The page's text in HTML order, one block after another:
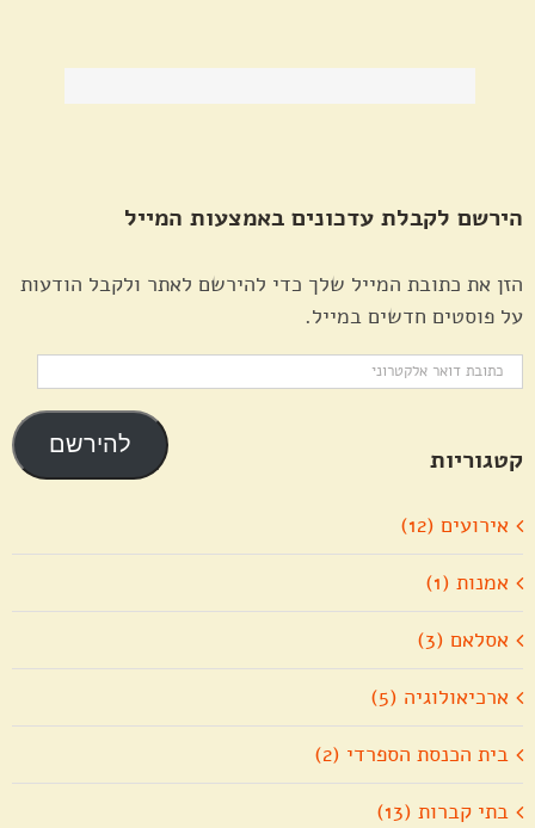
הירשם לקבלת עדכונים באמצעות המייל
הזן את כתובת המייל שלך כדי להירשם לאתר ולקבל הודעות
על פוסטים חדשים במייל.
כתובת
להירשם קטגוריות
אירועים (12)
אמנות (1)
אסלאם (3)
ארכיאולוגיה (5)
בית הכנסת הספרדי (2)
בתי קברות (13)